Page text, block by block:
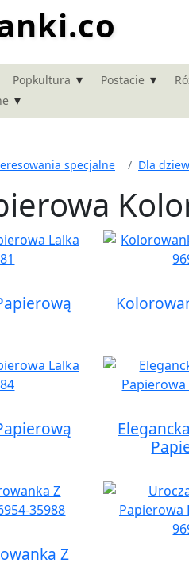
Popkultura ▾ Postacie ▾
▾
specjalne Dla
Z